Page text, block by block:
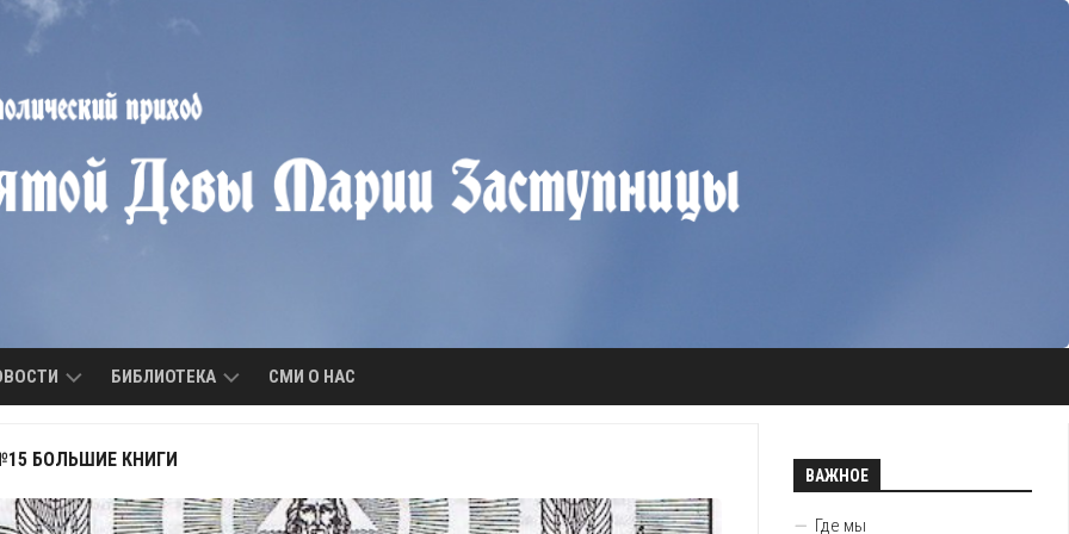
ПРИХОДА
БИБЛИОТЕКА
ПРИХОДА
МОЛИТВЫ
СМИ О НАС
БОЛЬШИЕ КНИГИ
ВАЖНОЕ
Где мы